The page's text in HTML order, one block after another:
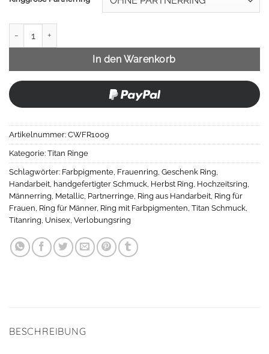
In den Warenkorb
Artikelnummer: CWFR1009
Kategorie: Titan Ringe
Schlagwörter: Farbpigmente Frauenring Geschenk Ring
Handarbeit handgefertigter Schmuck Herbst Ring Hochzeitsring
Männerring Metallic Partnerringe Ring aus Handarbeit Ring für
Frauen Ring für Männer, Ring mit Farbpigmenten Titan Schmuck
Titanring Unisex Verlobungsring
BESCHREIBUNG